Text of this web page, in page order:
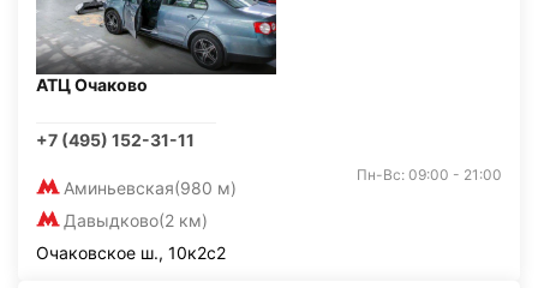
АТЦ Очаково
+7 (495) 152-31-11
Аминьевская(980 м)
Давыдково(2 км)
Пн-Вс: 09:00 - 21:00
Очаковское ш., 10к2с2